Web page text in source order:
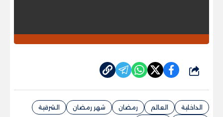
شارك
الداخلية العالم رمضان شهر رمضان
الشرقية